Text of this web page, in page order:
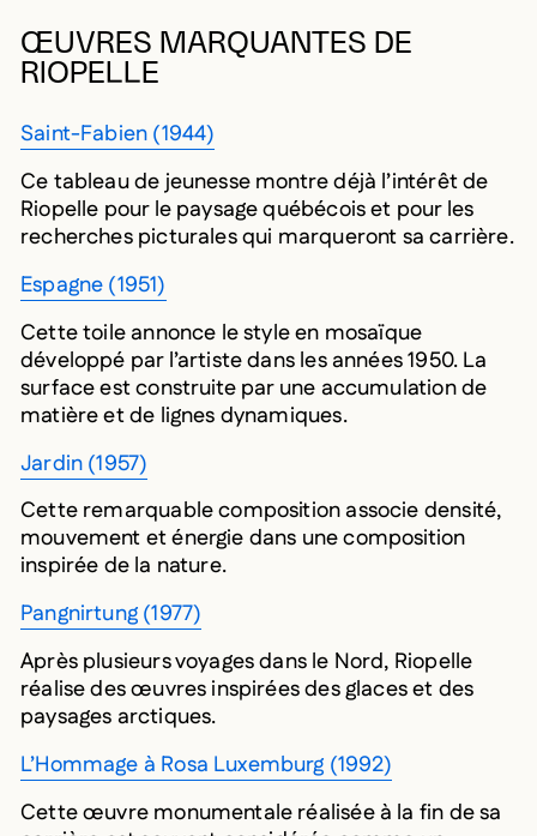
ŒUVRES MARQUANTES DE
RIOPELLE
Saint-Fabien (1944)
Ce tableau de jeunesse montre déjà l’intérêt de
Riopelle pour le paysage québécois et pour les
recherches picturales qui marqueront sa carrière.
Espagne (1951)
Cette toile annonce le style en mosaïque
développé par l’artiste dans les années 1950. La
surface est construite par une accumulation de
matière et de lignes dynamiques.
Jardin (1957)
Cette remarquable composition associe densité,
mouvement et énergie dans une composition
inspirée de la nature.
Pangnirtung (1977)
Après plusieurs voyages dans le Nord, Riopelle
réalise des œuvres inspirées des glaces et des
paysages arctiques.
L’Hommage à Rosa Luxemburg (1992)
Cette œuvre monumentale réalisée à la fin de sa